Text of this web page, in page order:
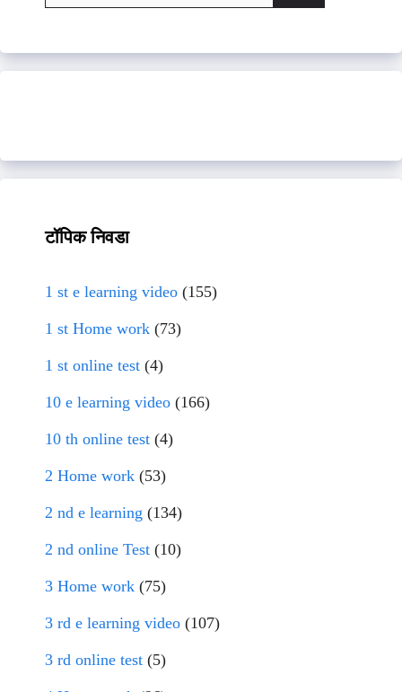
for:
टॉपिक निवडा
1 st e learning video (155)
1 st Home work (73)
1 st online test (4)
10 e learning video (166)
10 th online test (4)
2 Home work (53)
2 nd e learning (134)
2 nd online Test (10)
3 Home work (75)
3 rd e learning video (107)
3 rd online test (5)